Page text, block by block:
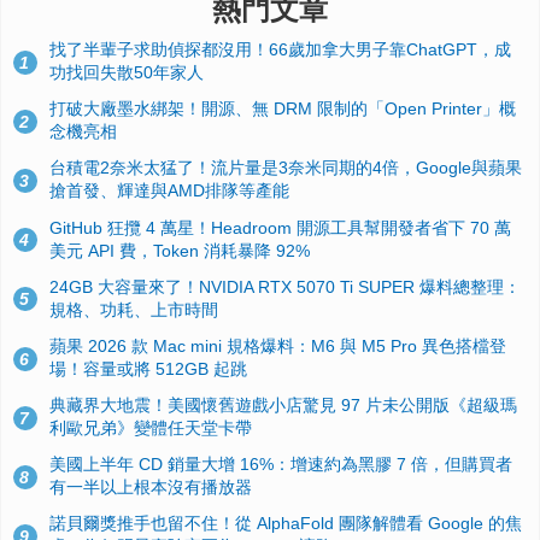
熱門文章
1
找了半輩子求助偵探都沒用！66歲加拿大男子靠ChatGPT，成
功找回失散50年家人
2
打破大廠墨水綁架！開源、無 DRM 限制的「Open Printer」概
念機亮相
3
台積電2奈米太猛了！流片量是3奈米同期的4倍，Google與蘋果
搶首發、輝達與AMD排隊等產能
4
GitHub 狂攬 4 萬星！Headroom 開源工具幫開發者省下 70 萬
美元 API 費，Token 消耗暴降 92%
5
24GB 大容量來了！NVIDIA RTX 5070 Ti SUPER 爆料總整理：
規格、功耗、上市時間
6
蘋果 2026 款 Mac mini 規格爆料：M6 與 M5 Pro 異色搭檔登
場！容量或將 512GB 起跳
7
典藏界大地震！美國懷舊遊戲小店驚見 97 片未公開版《超級瑪
利歐兄弟》變體任天堂卡帶
8
美國上半年 CD 銷量大增 16%：增速約為黑膠 7 倍，但購買者
有一半以上根本沒有播放器
諾貝爾獎推手也留不住！從 AlphaFold 團隊解體看 Google 的焦